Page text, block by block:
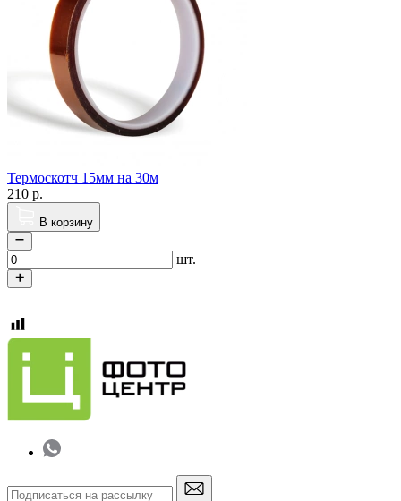
Термоскотч 15мм на 30м
210 р.
В корзину
шт.